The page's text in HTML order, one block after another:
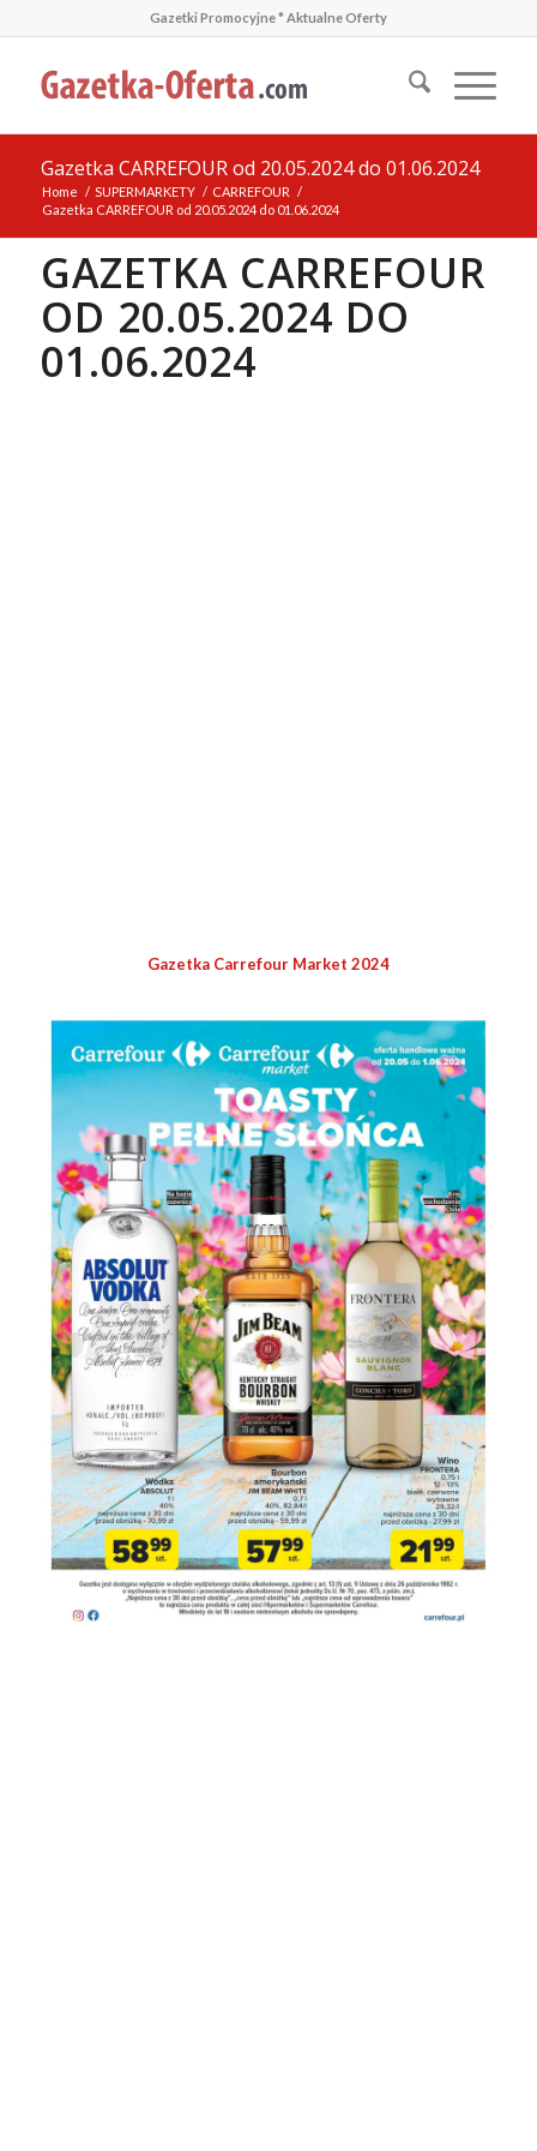
Gazetki Promocyjne * Aktualne Oferty
Gazetka CARREFOUR od 20.05.2024 do 01.06.2024
Home / SUPERMARKETY / CARREFOUR /
Gazetka CARREFOUR od 20.05.2024 do 01.06.2024
GAZETKA CARREFOUR
OD 20.05.2024 DO
01.06.2024
Gazetka Carrefour Market 2024